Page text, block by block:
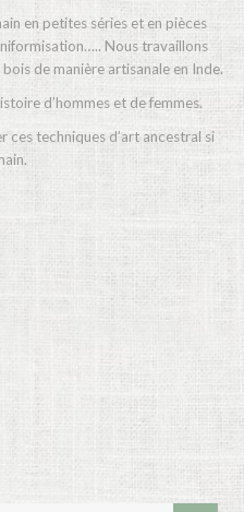
en petites séries et en pièces
Nous travaillons
de manière artisanale en Inde.
d’hommes et de femmes.
ces techniques d’art ancestral si